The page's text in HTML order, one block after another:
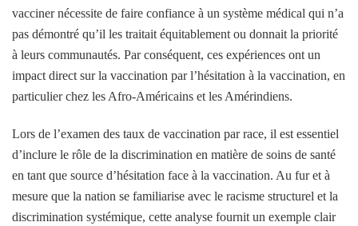
vacciner nécessite de faire confiance à un système médical qui n’a
pas démontré qu’il les traitait équitablement ou donnait la priorité
à leurs communautés. Par conséquent, ces expériences ont un
impact direct sur la vaccination par l’hésitation à la vaccination, en
particulier chez les Afro-Américains et les Amérindiens.
Lors de l’examen des taux de vaccination par race, il est essentiel
d’inclure le rôle de la discrimination en matière de soins de santé
en tant que source d’hésitation face à la vaccination. Au fur et à
mesure que la nation se familiarise avec le racisme structurel et la
discrimination systémique, cette analyse fournit un exemple clair